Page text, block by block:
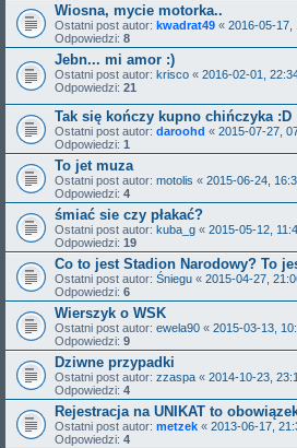
Wiosna, mycie motorka..
Ostatni post autor: kwadrat49 « 2016-05-17,
Odpowiedzi: 8
Jebn... mi amor :)
Ostatni post autor: krisco « 2016-02-01,
Odpowiedzi: 21
Tak się kończy kupno chińczyka :D
Ostatni post autor: daroohd « 2015-07-27,
Odpowiedzi: 1
To jet muza
Ostatni post autor: motolis « 2015-06-24,
Odpowiedzi: 4
śmiać sie czy płakać?
Ostatni post autor: kuba_g « 2015-05-12,
Odpowiedzi: 19
Co to jest Stadion Narodowy? To
Ostatni post autor: Śniegu « 2015-04-27,
Odpowiedzi: 6
Wierszyk o WSK
Ostatni post autor: ewela90 « 2015-03-13,
Odpowiedzi: 9
Dziwne przypadki
Ostatni post autor: zzaspa « 2014-10-23,
Odpowiedzi: 4
Rejestracja na UNIKAT to
Ostatni post autor: metzek « 2013-06-17,
Odpowiedzi: 4